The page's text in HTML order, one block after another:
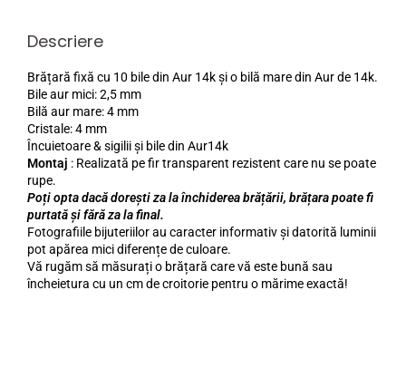
Descriere
Brățară fixă cu 10 bile din Aur 14k și o bilă mare din Aur de 14k.
Bile aur mici: 2,5 mm
Bilă aur mare: 4 mm
Cristale: 4 mm
Încuietoare & sigilii și bile din Aur14k
Montaj : Realizată pe fir transparent rezistent care nu se poate
rupe.
Poți opta dacă dorești za la închiderea brățării, brățara poate fi
purtată și fără za la final.
Fotografiile bijuteriilor au caracter informativ și datorită luminii
pot apărea mici diferențe de culoare.
Vă rugăm să măsurați o brățară care vă este bună sau
încheietura cu un cm de croitorie pentru o mărime exactă!